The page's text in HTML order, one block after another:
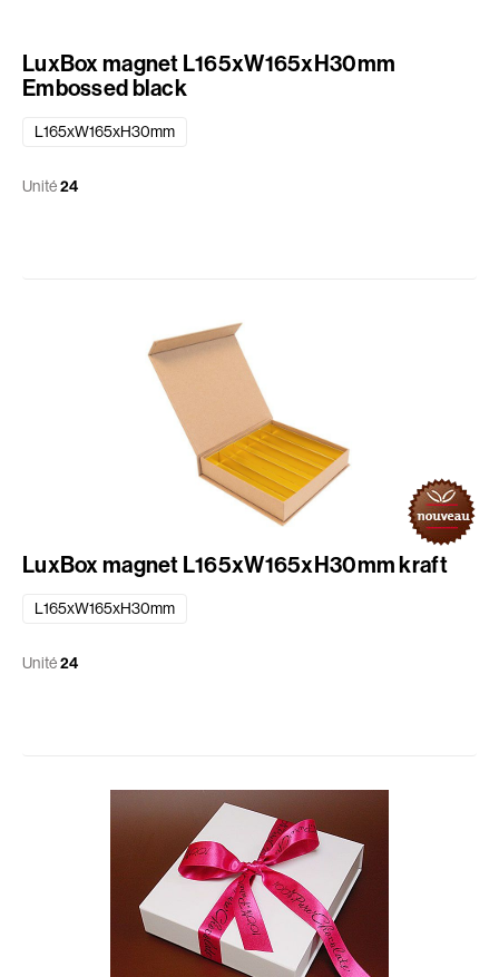
LuxBox magnet L165xW165xH30mm
Embossed black
L165xW165xH30mm
Unité24
LuxBox magnet L165xW165xH30mm kraft
L165xW165xH30mm
Unité24